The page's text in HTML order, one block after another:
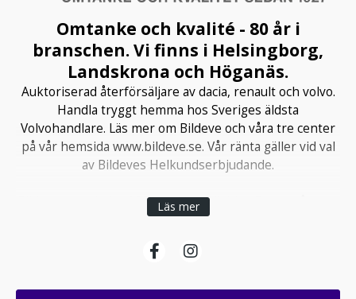
Omtanke och kvalité - 80 år i
branschen. Vi finns i Helsingborg,
Landskrona och Höganäs.
Auktoriserad återförsäljare av dacia, renault och volvo.
Handla tryggt hemma hos Sveriges äldsta
Volvohandlare. Läs mer om Bildeve och våra tre center
på vår hemsida www.bildeve.se. Vår ränta gäller vid val
av Bildeves Helkundserbjudande.
Bildeve grundades 1920 av Algot Viebke. Samma år som
Volvo började producera bilar, d v s 1927, tecknade
av Volvos produkter. Med vår långa erfarenhet vet vi
bland annat bakom valet av våra honnörsord: omtanke
Läs mer